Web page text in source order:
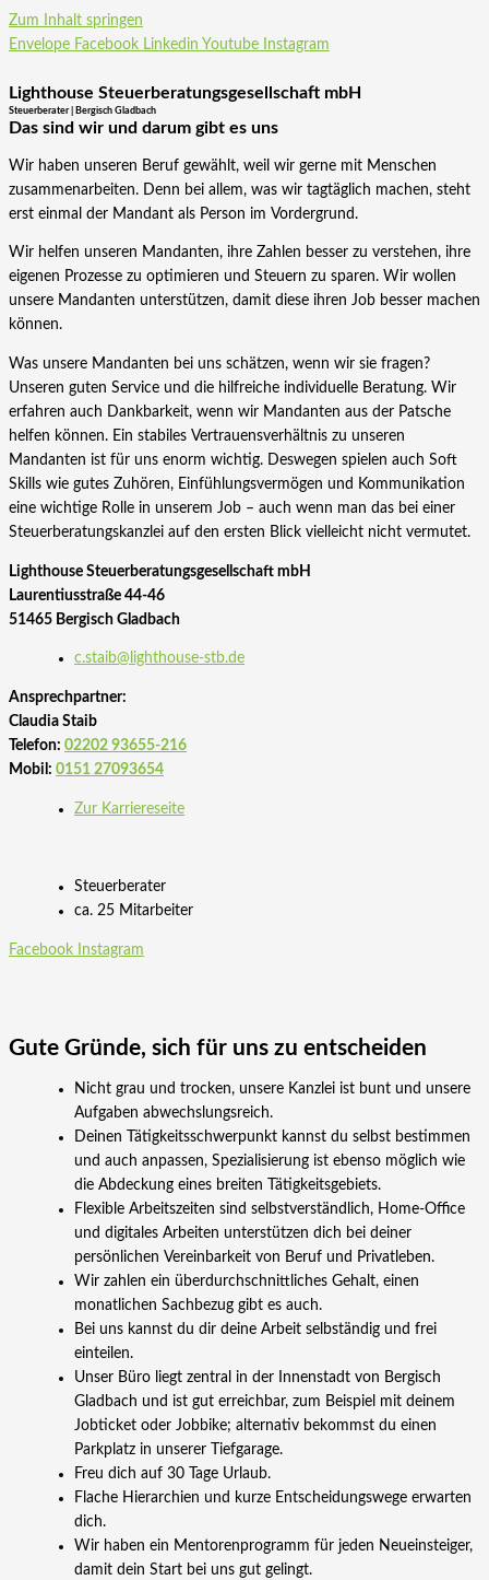
Zum Inhalt springen
Envelope Facebook Linkedin Youtube Instagram
Lighthouse Steuerberatungsgesellschaft mbH
Steuerberater | Bergisch Gladbach
Das sind wir und darum gibt es uns
Wir haben unseren Beruf gewählt, weil wir gerne mit Menschen
zusammenarbeiten. Denn bei allem, was wir tagtäglich machen, steht
erst einmal der Mandant als Person im Vordergrund.
Wir helfen unseren Mandanten, ihre Zahlen besser zu verstehen, ihre
eigenen Prozesse zu optimieren und Steuern zu sparen. Wir wollen
unsere Mandanten unterstützen, damit diese ihren Job besser machen
können.
Was unsere Mandanten bei uns schätzen, wenn wir sie fragen?
Unseren guten Service und die hilfreiche individuelle Beratung. Wir
erfahren auch Dankbarkeit, wenn wir Mandanten aus der Patsche
helfen können. Ein stabiles Vertrauensverhältnis zu unseren
Mandanten ist für uns enorm wichtig. Deswegen spielen auch Soft
Skills wie gutes Zuhören, Einfühlungsvermögen und Kommunikation
eine wichtige Rolle in unserem Job – auch wenn man das bei einer
Steuerberatungskanzlei auf den ersten Blick vielleicht nicht vermutet.
Lighthouse Steuerberatungsgesellschaft mbH
Laurentiusstraße 44-46
51465 Bergisch Gladbach
c.staib@lighthouse-stb.de
Ansprechpartner:
Claudia Staib
Telefon: 02202 93655-216
Mobil: 0151 27093654
Zur Karriereseite
Steuerberater
ca. 25 Mitarbeiter
Facebook Instagram
Gute Gründe, sich für uns zu entscheiden
Nicht grau und trocken, unsere Kanzlei ist bunt und unsere
Aufgaben abwechslungsreich.
Deinen Tätigkeitsschwerpunkt kannst du selbst bestimmen
und auch anpassen, Spezialisierung ist ebenso möglich wie
die Abdeckung eines breiten Tätigkeitsgebiets.
Flexible Arbeitszeiten sind selbstverständlich, Home-Office
und digitales Arbeiten unterstützen dich bei deiner
persönlichen Vereinbarkeit von Beruf und Privatleben.
Wir zahlen ein überdurchschnittliches Gehalt, einen
monatlichen Sachbezug gibt es auch.
Bei uns kannst du dir deine Arbeit selbständig und frei
einteilen.
Unser Büro liegt zentral in der Innenstadt von Bergisch
Gladbach und ist gut erreichbar, zum Beispiel mit deinem
Jobticket oder Jobbike; alternativ bekommst du einen
Parkplatz in unserer Tiefgarage.
Freu dich auf 30 Tage Urlaub.
Flache Hierarchien und kurze Entscheidungswege erwarten
dich.
Wir haben ein Mentorenprogramm für jeden Neueinsteiger,
damit dein Start bei uns gut gelingt.